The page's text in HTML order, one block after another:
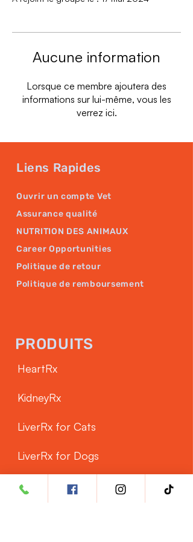
Aucune information
Lorsque ce membre ajoutera des
informations sur lui-même, vous les
verrez ici.
Liens Rapides
Ouvrir un compte Vet
Assurance qualité
NUTRITION DES ANIMAUX
Career Opportunities
Politique de retour
Politique de remboursement
PRODUITS
HeartRx
KidneyRx
LiverRx for Cats
LiverRx for Dogs